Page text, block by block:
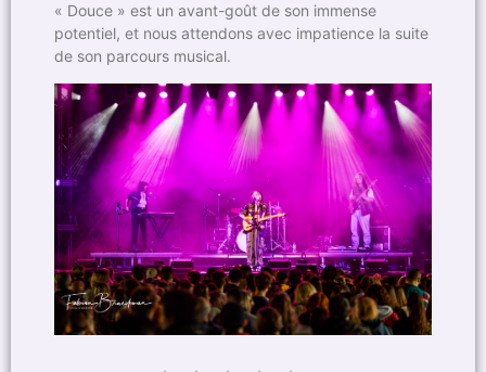
« Douce » est un avant-goût de son immense
potentiel, et nous attendons avec impatience la suite
de son parcours musical.